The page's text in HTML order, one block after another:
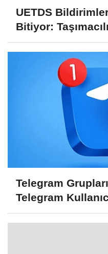
UETDS
Bitiyor:
Telegram
Telegram